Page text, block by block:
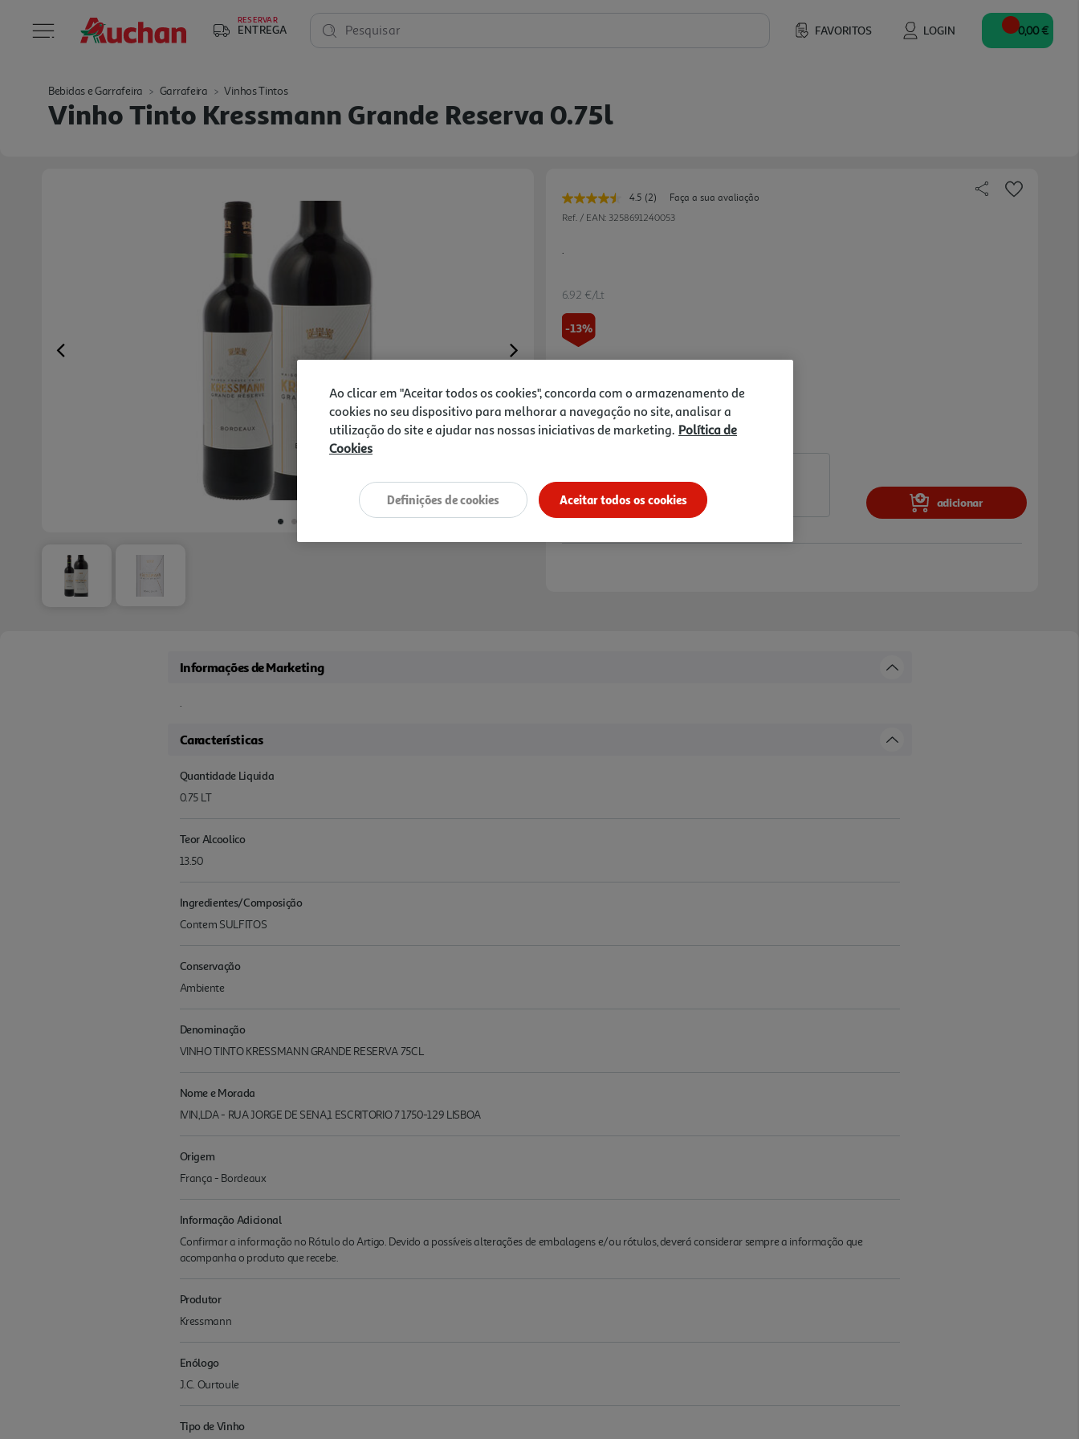
RESERVAR
ENTREGA FAVORITOS LOGIN
Pesquisar 0,00 €
Bebidas e Garrafeira Garrafeira Vinhos Tintos
Vinho Tinto Kressmann Grande Reserva 0.75l
Previous Next
4.5 Leu
2
(2)
Faça a sua avaliação
Ref. / EAN: 3258691240053
.
6.92 €/Lt
-13%
Price reduced from
to
5,19 €
de 4/8/2026 a 19/8/2026
Notas de preparação
adicionar
Informações de Marketing
.
Características
Quantidade Liquida
0.75 LT
Teor Alcoolico
13.50
Ingredientes/Composição
Contem SULFITOS
Conservação
Ambiente
Denominação
VINHO TINTO KRESSMANN GRANDE RESERVA 75CL
Nome e Morada
IVIN,LDA - RUA JORGE DE SENA,1 ESCRITORIO 7 1750-129 LISBOA
Origem
França - Bordeaux
Informação Adicional
Confirmar a informação no Rótulo do Artigo. Devido a possíveis alterações de embalagens e/ou rótulos, deverá considerar sempre a informação que
acompanha o produto que recebe.
Produtor
Kressmann
Enólogo
J.C. Ourtoule
Tipo de Vinho
Ao clicar em "Aceitar todos os cookies", concorda com o armazenamento de
cookies no seu dispositivo para melhorar a navegação no site, analisar a
utilização do site e ajudar nas nossas iniciativas de marketing. Política de
Cookies
Aceitar todos os cookies
Definições de cookies